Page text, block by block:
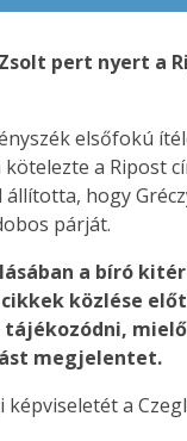
pert nyert a
elsőfokú
a Ripost
hogy
párját.
a bíró
közlése
tájékozódni,
megjelentet.
képviseletét a